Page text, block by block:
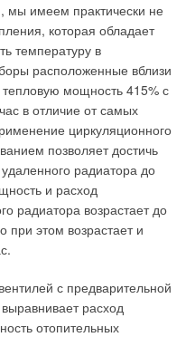
мы имеем практически не
которая обладает
температуру в
расположенные вблизи
мощность 415% с
в отличие от самых
циркуляционного
позволяет достичь
радиатора до
и расход
радиатора возрастает до
при этом возрастает и
с предварительной
расход
отопительных